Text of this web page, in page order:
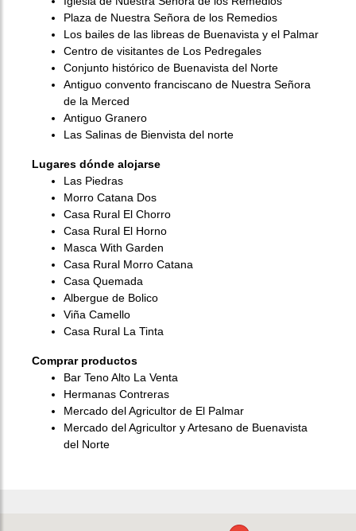
Plaza de Nuestra Señora de los Remedios
Los bailes de las libreas de Buenavista y el Palmar
Centro de visitantes de Los Pedregales
Conjunto histórico de Buenavista del Norte
Antiguo convento franciscano de Nuestra Señora
de la Merced
Antiguo Granero
Las Salinas de Bienvista del norte
Lugares dónde alojarse
Las Piedras
Morro Catana Dos
Casa Rural El Chorro
Casa Rural El Horno
Masca With Garden
Casa Rural Morro Catana
Casa Quemada
Albergue de Bolico
Viña Camello
Casa Rural La Tinta
Comprar productos
Bar Teno Alto La Venta
Hermanas Contreras
Mercado del Agricultor de El Palmar
Mercado del Agricultor y Artesano de Buenavista
del Norte